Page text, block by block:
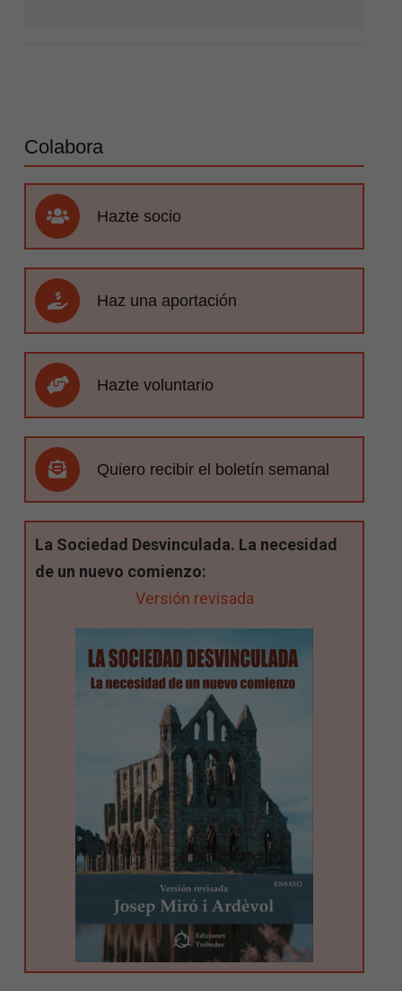
Colabora
Hazte socio
Haz una aportación
Hazte voluntario
Quiero recibir el boletín semanal
La Sociedad Desvinculada. La necesidad
de un nuevo comienzo:
Versión revisada